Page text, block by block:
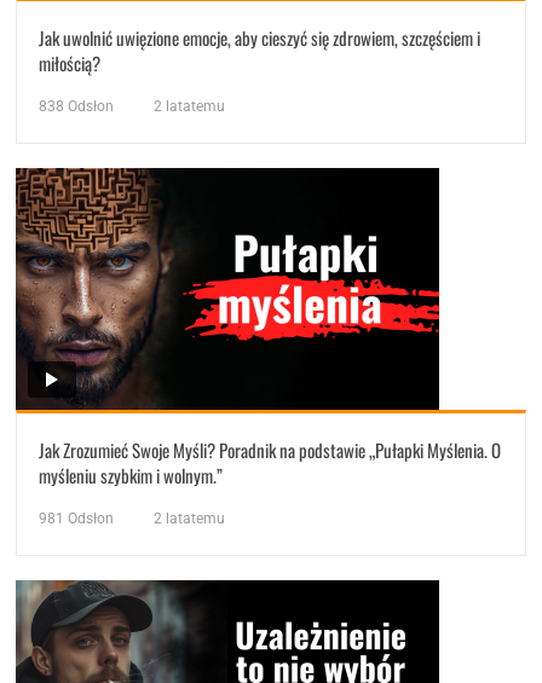
Jak uwolnić uwięzione emocje, aby cieszyć się zdrowiem, szczęściem i
miłością?
838 Odsłon 2 latatemu
Jak Zrozumieć Swoje Myśli? Poradnik na podstawie „Pułapki Myślenia. O
myśleniu szybkim i wolnym.”
981 Odsłon 2 latatemu